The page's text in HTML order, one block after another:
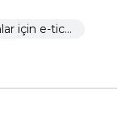
Restoranlar için e-ticaret